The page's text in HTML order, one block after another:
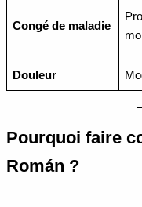
Congé de maladie
Douleur
Pourquoi faire
Román ?